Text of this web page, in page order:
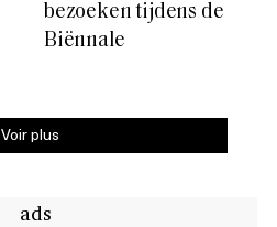
bezoeken tijdens de
Biënnale
Voir plus
ads